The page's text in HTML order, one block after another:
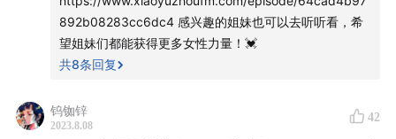
892b08283cc6dc4 感兴趣的姐妹也可以去听听看，希
望姐妹们都能获得更多女性力量！💓
共8条回复
钨铷锌
2023.8.08
42